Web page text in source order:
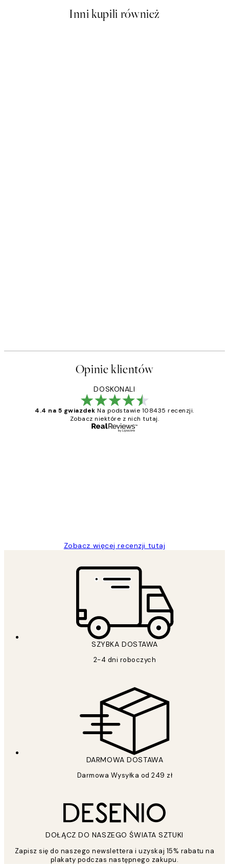
Inni kupili również
Opinie klientów
DOSKONALI
4.4 na 5 gwiazdek Na podstawie 108435 recenzji.
Zobacz niektóre z nich tutaj.
Zobacz więcej recenzji tutaj
SZYBKA DOSTAWA
2-4 dni roboczych
DARMOWA DOSTAWA
Darmowa Wysyłka od 249 zł
DOŁĄCZ DO NASZEGO ŚWIATA SZTUKI
Zapisz się do naszego newslettera i uzyskaj 15% rabatu na
plakaty podczas następnego zakupu.